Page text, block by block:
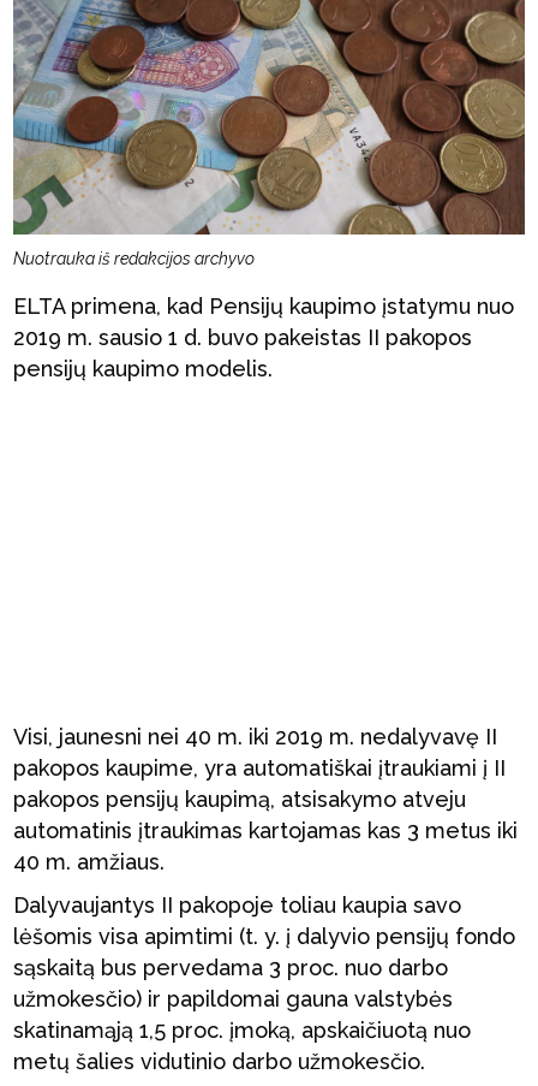
Nuotrauka iš redakcijos archyvo
ELTA primena, kad Pensijų kaupimo įstatymu nuo
2019 m. sausio 1 d. buvo pakeistas II pakopos
pensijų kaupimo modelis.
Visi, jaunesni nei 40 m. iki 2019 m. nedalyvavę II
pakopos kaupime, yra automatiškai įtraukiami į II
pakopos pensijų kaupimą, atsisakymo atveju
automatinis įtraukimas kartojamas kas 3 metus iki
40 m. amžiaus.
Dalyvaujantys II pakopoje toliau kaupia savo
lėšomis visa apimtimi (t. y. į dalyvio pensijų fondo
sąskaitą bus pervedama 3 proc. nuo darbo
užmokesčio) ir papildomai gauna valstybės
skatinamąją 1,5 proc. įmoką, apskaičiuotą nuo
metų šalies vidutinio darbo užmokesčio.